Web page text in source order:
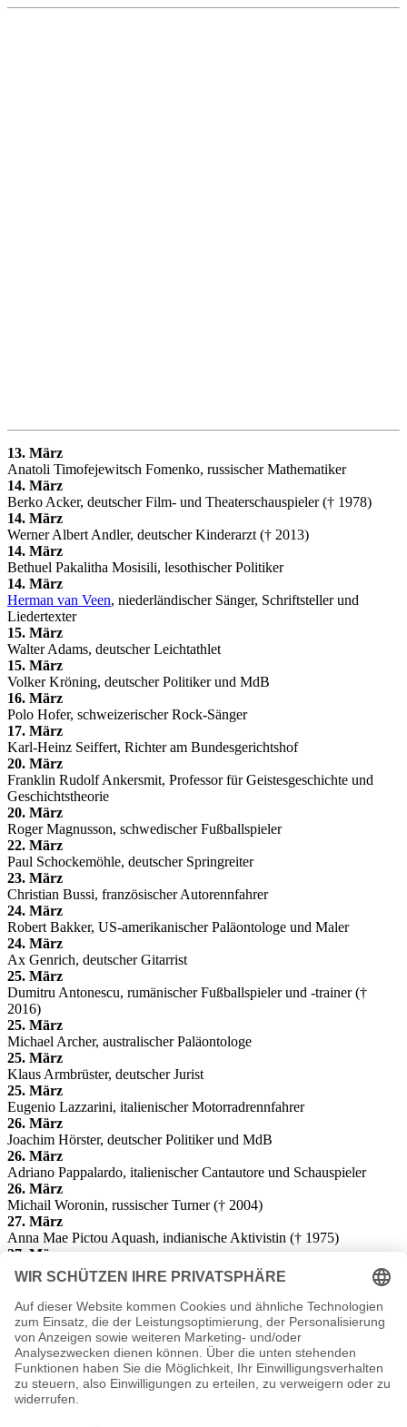
13. März
Anatoli Timofejewitsch Fomenko, russischer Mathematiker
14. März
Berko Acker, deutscher Film- und Theaterschauspieler († 1978)
14. März
Werner Albert Andler, deutscher Kinderarzt († 2013)
14. März
Bethuel Pakalitha Mosisili, lesothischer Politiker
14. März
Herman van Veen, niederländischer Sänger, Schriftsteller und
Liedertexter
15. März
Walter Adams, deutscher Leichtathlet
15. März
Volker Kröning, deutscher Politiker und MdB
16. März
Polo Hofer, schweizerischer Rock-Sänger
17. März
Karl-Heinz Seiffert, Richter am Bundesgerichtshof
20. März
Franklin Rudolf Ankersmit, Professor für Geistesgeschichte und
Geschichtstheorie
20. März
Roger Magnusson, schwedischer Fußballspieler
22. März
Paul Schockemöhle, deutscher Springreiter
23. März
Christian Bussi, französischer Autorennfahrer
24. März
Robert Bakker, US-amerikanischer Paläontologe und Maler
24. März
Ax Genrich, deutscher Gitarrist
25. März
Dumitru Antonescu, rumänischer Fußballspieler und -trainer (†
2016)
25. März
Michael Archer, australischer Paläontologe
25. März
Klaus Armbrüster, deutscher Jurist
25. März
Eugenio Lazzarini, italienischer Motorradrennfahrer
26. März
Joachim Hörster, deutscher Politiker und MdB
26. März
Adriano Pappalardo, italienischer Cantautore und Schauspieler
26. März
Michail Woronin, russischer Turner († 2004)
27. März
Anna Mae Pictou Aquash, indianische Aktivistin († 1975)
27. März
Harry Rowohlt, deutscher Schriftsteller, Übersetzer und Rezitator (†
2015)
28. März
Rolf Glasmeier, deutscher Künstler
30. März
Eric Clapton, Rock- und Blues-Gitarrist Mitglied der Yardbirds